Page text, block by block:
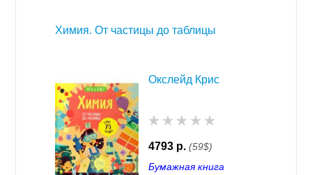
Химия. От частицы до таблицы
Окслейд Крис
4793 р. (59$)
Бумажная книга